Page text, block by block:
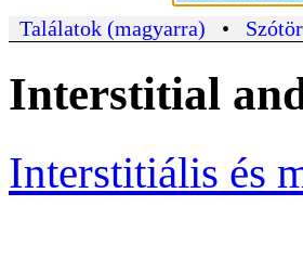
Találatok (magyarra) •
Interstitial
Interstitiális és